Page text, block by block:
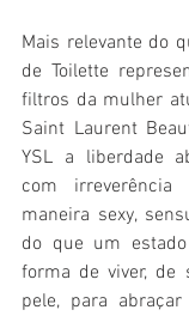
Mais relevante do
de Toilette
filtros da mulher
Saint Laurent
YSL a liberdade
com
maneira sexy,
do que um
forma de viver,
pele, para